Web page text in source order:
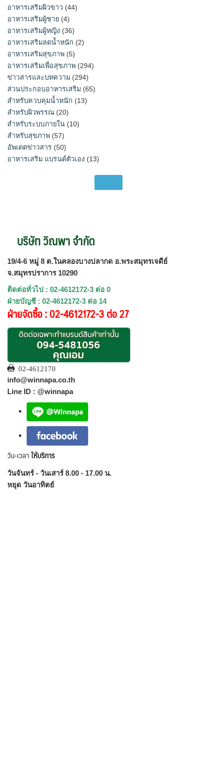
อาหารเสริมผิวขาว (44)
อาหารเสริมผู้ชาย (4)
อาหารเสริมผู้หญิง (36)
อาหารเสริมลดน้ำหนัก (2)
อาหารเสริมสุขภาพ (5)
อาหารเสริมเพื่อสุขภาพ (294)
ข่าวสารและบทความ (294)
ส่วนประกอบอาหารเสริม (65)
สำหรับควบคุมน้ำหนัก (13)
สำหรับผิวพรรณ (20)
สำหรับระบบภายใน (10)
สำหรับสุขภาพ (57)
อัพเดตข่าวสาร (50)
อาหารเสริม แบรนด์ตัวเอง (13)
บริษัท วิณพา จำกัด
19/4-6 หมู่ 8 ต.ในคลองบางปลากด อ.พระสมุทรเจดีย์
จ.สมุทรปราการ 10290
ติดต่อทั่วไป : 02-4612172-3 ต่อ 0
ฝ่ายบัญชี : 02-4612172-3 ต่อ 14
ฝ่ายจัดซื้อ : 02-4612172-3 ต่อ 27
02-4612170
info@winnapa.co.th
Line ID : @winnapa
วัน-เวลาให้บริการ
วันจันทร์ - วันเสาร์ 8.00 - 17.00 น.
หยุด วันอาทิตย์